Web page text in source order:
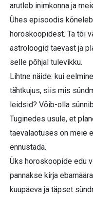
arutleb inimkonna ja
Ühes episoodis
horoskoopidest. Ta tõi
astroloogid taevast ja
selle põhjal tulevikku.
Lihtne näide: kui
tähtkujus, siis mis
leidsid? Võib-olla
Tuginedes usule, et
taevalaotuses on meie
ennustada.
Üks horoskoopide edu
pannakse kirja
kuupäeva ja täpset